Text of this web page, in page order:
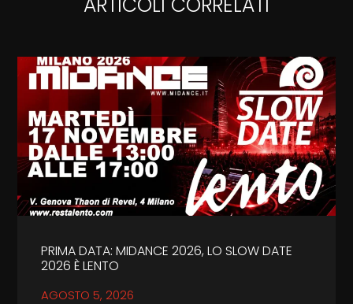
PRIMA DATA: MIDANCE 2026, LO SLOW DATE
2026 È LENTO
AGOSTO 5, 2026